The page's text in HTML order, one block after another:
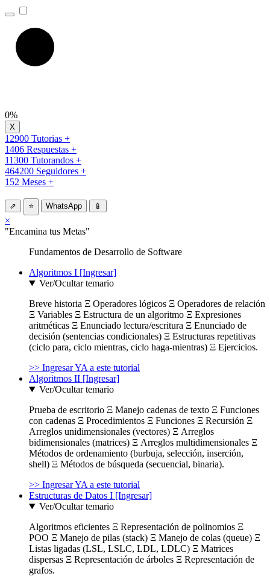
0%
12900 Tutorias +
1406 Respuestas +
11300 Tutorandos +
464200 Seguidores +
152 Meses +
⇗ ⭐ WhatsApp 📱
×
"Encamina tus Metas"
Fundamentos de Desarrollo de Software
Algoritmos I [Ingresar]
Ver/Ocultar temario
Breve historia Ξ Operadores lógicos Ξ Operadores de relación
Ξ Variables Ξ Estructura de un algoritmo Ξ Expresiones
aritméticas Ξ Enunciado lectura/escritura Ξ Enunciado de
decisión (sentencias condicionales) Ξ Estructuras repetitivas
(ciclo para, ciclo mientras, ciclo haga-mientras) Ξ Ejercicios.
>> Ingresar YA a este tutorial
Algoritmos II [Ingresar]
Ver/Ocultar temario
Prueba de escritorio Ξ Manejo cadenas de texto Ξ Funciones
con cadenas Ξ Procedimientos Ξ Funciones Ξ Recursión Ξ
Arreglos unidimensionales (vectores) Ξ Arreglos
bidimensionales (matrices) Ξ Arreglos multidimensionales Ξ
Métodos de ordenamiento (burbuja, selección, inserción,
shell) Ξ Métodos de búsqueda (secuencial, binaria).
>> Ingresar YA a este tutorial
Estructuras de Datos I [Ingresar]
Ver/Ocultar temario
Algoritmos eficientes Ξ Representación de polinomios Ξ
POO Ξ Manejo de pilas (stack) Ξ Manejo de colas (queue) Ξ
Listas ligadas (LSL, LSLC, LDL, LDLC) Ξ Matrices
dispersas Ξ Representación de árboles Ξ Representación de
grafos.